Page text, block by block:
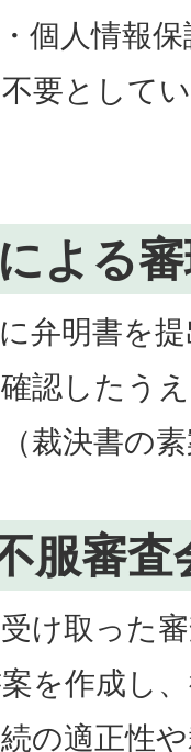
個人情報
要として
よる
弁明書を
認したう
裁決書の
服審
け取った
を作成し
の適正性